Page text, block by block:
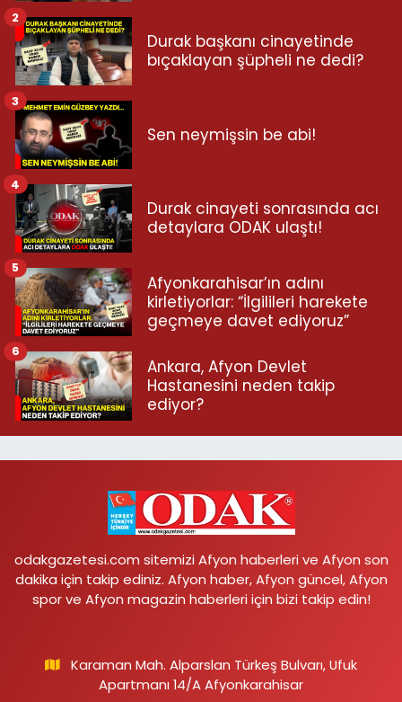
Durak başkanı cinayetinde
bıçaklayan şüpheli ne dedi?
2
Sen neymişsin be abi!
3
Durak cinayeti sonrasında acı
detaylara ODAK ulaştı!
4
Afyonkarahisar’ın adını
kirletiyorlar: “İlgilileri harekete
geçmeye davet ediyoruz”
5
Ankara, Afyon Devlet
Hastanesini neden takip
ediyor?
6
odakgazetesi.com sitemizi Afyon haberleri ve Afyon son
dakika için takip ediniz. Afyon haber, Afyon güncel, Afyon
spor ve Afyon magazin haberleri için bizi takip edin!
Karaman Mah. Alparslan Türkeş Bulvarı, Ufuk
Apartmanı 14/A Afyonkarahisar